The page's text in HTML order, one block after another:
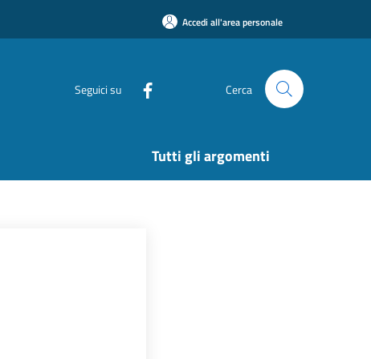
Accedi all'area personale
Seguici su Cerca
Tutti gli argomenti